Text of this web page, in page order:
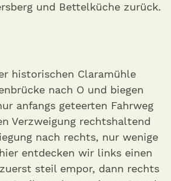
und Bettelküche zurück.
historischen Claramühle
nach O und biegen
anfangs geteerten Fahrweg
Verzweigung rechtshaltend
nach rechts, nur wenige
entdecken wir links einen
steil empor, dann rechts